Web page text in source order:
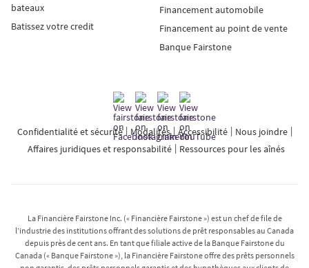
bateaux
Batissez votre credit
Financement automobile
Financement au point de vente
Banque Fairstone
Confidentialité et sécurité Modalités Accessibilité
Nous joindre
Affaires juridiques et responsabilité
Ressources pour les aînés
La Financière Fairstone Inc. (« Financière Fairstone ») est un chef de file de
l’industrie des institutions offrant des solutions de prêt responsables au Canada
depuis près de cent ans. En tant que filiale active de la Banque Fairstone du
Canada (« Banque Fairstone »), la Financière Fairstone offre des prêts personnels